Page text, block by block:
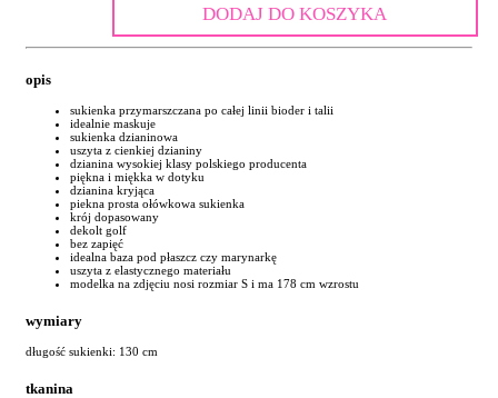
DODAJ DO KOSZYKA
opis
sukienka przymarszczana po całej linii bioder i talii
idealnie maskuje
sukienka dzianinowa
uszyta z cienkiej dzianiny
dzianina wysokiej klasy polskiego producenta
piękna i miękka w dotyku
dzianina kryjąca
piekna prosta ołówkowa sukienka
krój dopasowany
dekolt golf
bez zapięć
idealna baza pod płaszcz czy marynarkę
uszyta z elastycznego materiału
modelka na zdjęciu nosi rozmiar S i ma 178 cm wzrostu
wymiary
długość sukienki: 130 cm
tkanina